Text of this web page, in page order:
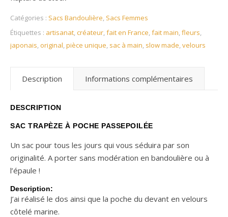
Catégories : Sacs Bandoulière, Sacs Femmes
Étiquettes : artisanat,créateur,fait en France,fait main,fleurs,
japonais, original,pièce unique, sac à main, slow made,velours
Description Informations complémentaires
DESCRIPTION
SAC TRAPÈZE À POCHE PASSEPOILÉE
Un sac pour tous les jours qui vous séduira par son
originalité. A porter sans modération en bandoulière ou à
l’épaule !
Description:
J’ai réalisé le dos ainsi que la poche du devant en velours
côtelé marine.